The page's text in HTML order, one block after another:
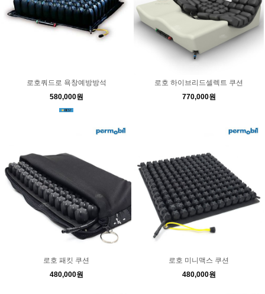
로호쿼드로 욕창예방방석
580,000원
로호 하이브리드셀렉트 쿠션
770,000원
로호 패킷 쿠션
480,000원
로호 미니맥스 쿠션
480,000원